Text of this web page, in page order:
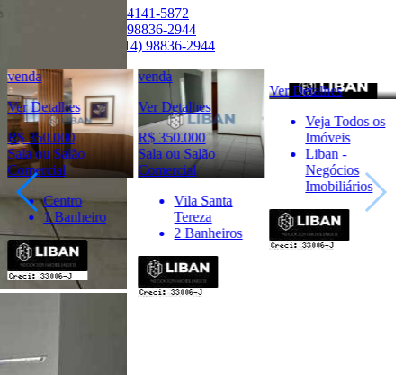
(14) 4141-5872
(14) 98836-2944
(14) 98836-2944
venda
Ver Detalhes
R$ 350.000
Sala ou Salão
Comercial
Centro
1 Banheiro
venda
Ver Detalhes
R$ 350.000
Sala ou Salão
Comercial
Vila Santa
Tereza
2 Banheiros
Ver Detalhes
Veja Todos os
Imóveis
Liban -
Negócios
Imobiliários